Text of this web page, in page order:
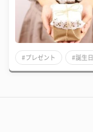
#プレゼント #誕生日